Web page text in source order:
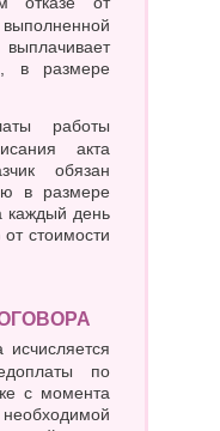
в размере
акта
обязан
в размере
каждый день
стоимости
по
с момента